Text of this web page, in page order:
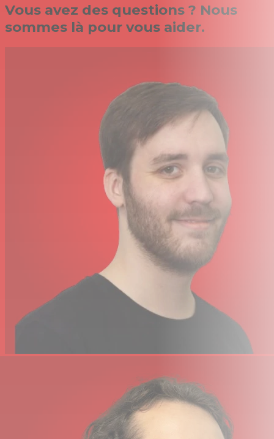
Vous avez des questions ? Nous
sommes là pour vous aider.